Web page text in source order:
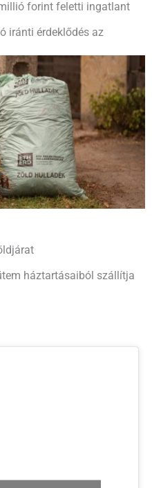
forint feletti ingatlant
iránti érdeklődés az
háztartásaiból szállítja